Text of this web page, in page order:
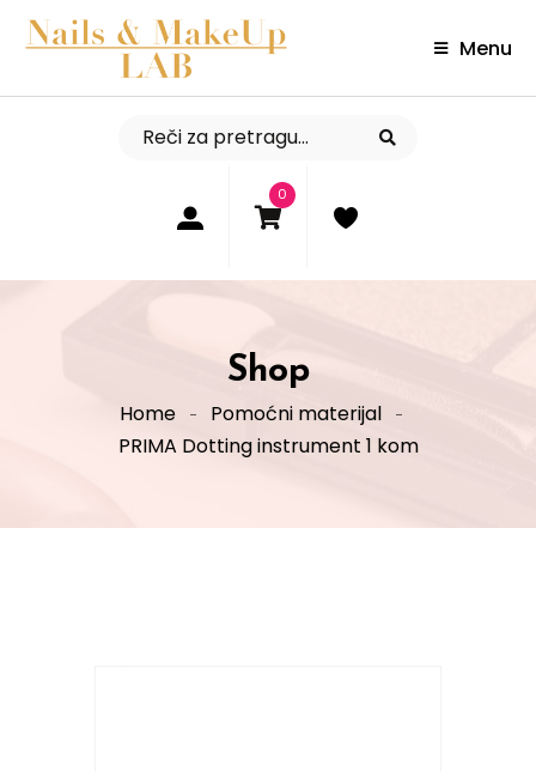
Menu
0
Shop
Home
Pomoćni materijal
PRIMA Dotting instrument 1 kom